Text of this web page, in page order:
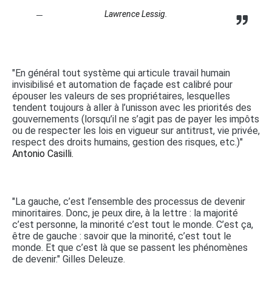
Lawrence Lessig.
"En général tout système qui articule travail humain
invisibilisé et automation de façade est calibré pour
épouser les valeurs de ses propriétaires, lesquelles
tendent toujours à aller à l’unisson avec les priorités des
gouvernements (lorsqu’il ne s’agit pas de payer les impôts
ou de respecter les lois en vigueur sur antitrust, vie privée,
respect des droits humains, gestion des risques, etc.)"
Antonio Casilli.
"La gauche, c’est l’ensemble des processus de devenir
minoritaires. Donc, je peux dire, à la lettre : la majorité
c’est personne, la minorité c’est tout le monde. C’est ça,
être de gauche : savoir que la minorité, c’est tout le
monde. Et que c’est là que se passent les phénomènes
de devenir." Gilles Deleuze.